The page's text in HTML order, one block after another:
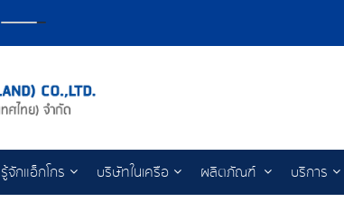
รู้จักแอ็กโกร บริษัทในเครือ ผลิตภัณฑ์ บริการ